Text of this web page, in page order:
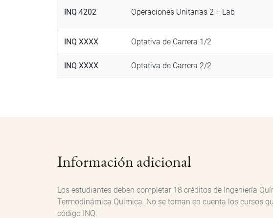
INQ 4202 Operaciones Unitarias 2 + Lab
INQ XXXX Optativa de Carrera 1/2
INQ XXXX Optativa de Carrera 2/2
Información adicional
Los estudiantes deben completar 18 créditos de Ingeniería
Termodinámica Química. No se toman en cuenta los cursos
código INQ.